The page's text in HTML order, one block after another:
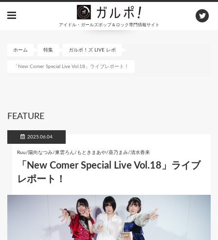
アイドル・ガールズポップ＆ロック専門情報サイト
ホーム 特集 ガルポ！ズ LIVE レポ
「New Comer Special Live Vol.18」ライブレポート！
FEATURE
2025.06.04
Ruu/陽向なつみ/東雲ろん/もときまあや/葵乃まみ/清水香来
「New Comer Special Live Vol.18」ライブ
レポート！